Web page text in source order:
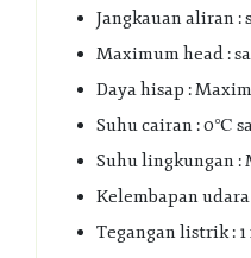
Jangkauan aliran :
Maximum head :
Daya hisap :
Suhu cairan : 0℃
Suhu lingkungan
Kelembapan
Tegangan listrik : 1